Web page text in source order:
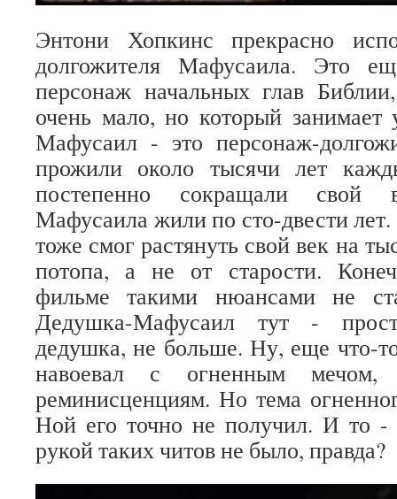
Энтони Хопкинс прекрасно
долгожителя Мафусаила. Это
персонаж начальных глав
очень мало, но который занимает
Мафусаил - это персонаж-
прожили около тысячи лет
постепенно сокращали свой
Мафусаила жили по сто-двести
тоже смог растянуть свой век на
потопа, а не от старости.
фильме такими нюансами не
Дедушка-Мафусаил тут -
дедушка, не больше. Ну, еще что-
навоевал с огненным
реминисценциям. Но тема
Ной его точно не получил. И то -
рукой таких читов не было, правда?